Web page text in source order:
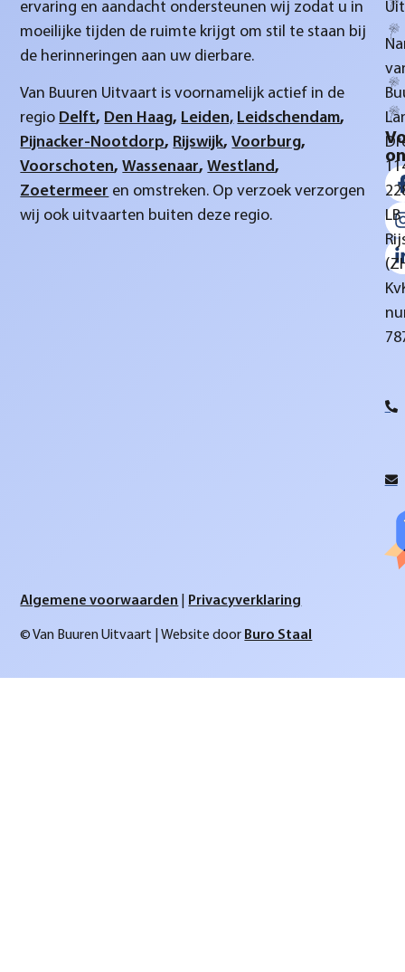
ervaring en aandacht ondersteunen wij zodat u in
moeilijke tijden de ruimte krijgt om stil te staan bij
de herinneringen aan uw dierbare.
Van Buuren Uitvaart is voornamelijk actief in de
regio Delft, Den Haag, Leiden, Leidschendam,
Pijnacker-Nootdorp, Rijswijk,Voorburg,
Voorschoten,Wassenaar,Westland,
Zoetermeer en omstreken. Op verzoek verzorgen
wij ook uitvaarten buiten deze regio.
LB
© Van Buuren Uitvaart | Website door Buro Staal
Algemene voorwaarden Privacyverklaring